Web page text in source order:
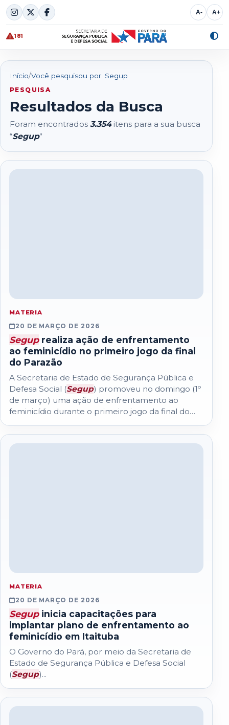
Skip
to
content
A- A+
181
Início/Você pesquisou por: Segup
PESQUISA
Resultados da Busca
Foram encontrados 3.354itens para a sua busca
“Segup”
MATERIA
20 DE MARÇO DE 2026
Seguprealiza ação de enfrentamento
ao feminicídio no primeiro jogo da final
do Parazão
A Secretaria de Estado de Segurança Pública e
Defesa Social (Segup) promoveu no domingo (1º
de março) uma ação de enfrentamento ao
feminicídio durante o primeiro jogo da final do
MATERIA
20 DE MARÇO DE 2026
Segupinicia capacitações para
implantar plano de enfrentamento ao
feminicídio em Itaituba
O Governo do Pará, por meio da Secretaria de
Estado de Segurança Pública e Defesa Social
(Segup)...